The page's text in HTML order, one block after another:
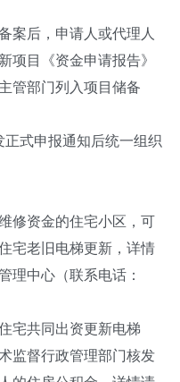
后，申请人或代理人
项目《资金申请报告》
管部门列入项目储备
式申报通知后统一组织
资金的住宅小区，可
宅老旧电梯更新，详情
理中心（联系电话：
共同出资更新电梯
监督行政管理部门核发